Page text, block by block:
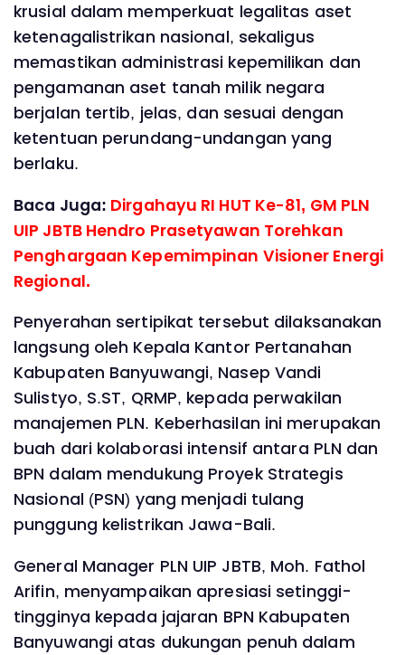
krusial dalam memperkuat legalitas aset
ketenagalistrikan nasional, sekaligus
memastikan administrasi kepemilikan dan
pengamanan aset tanah milik negara
berjalan tertib, jelas, dan sesuai dengan
ketentuan perundang-undangan yang
berlaku.
Baca Juga: Dirgahayu RI HUT Ke-81, GM PLN
UIP JBTB Hendro Prasetyawan Torehkan
Penghargaan Kepemimpinan Visioner Energi
Regional.
Penyerahan sertipikat tersebut dilaksanakan
langsung oleh Kepala Kantor Pertanahan
Kabupaten Banyuwangi, Nasep Vandi
Sulistyo, S.ST, QRMP, kepada perwakilan
manajemen PLN. Keberhasilan ini merupakan
buah dari kolaborasi intensif antara PLN dan
BPN dalam mendukung Proyek Strategis
Nasional (PSN) yang menjadi tulang
punggung kelistrikan Jawa-Bali.
General Manager PLN UIP JBTB, Moh. Fathol
Arifin, menyampaikan apresiasi setinggi-
tingginya kepada jajaran BPN Kabupaten
Banyuwangi atas dukungan penuh dalam